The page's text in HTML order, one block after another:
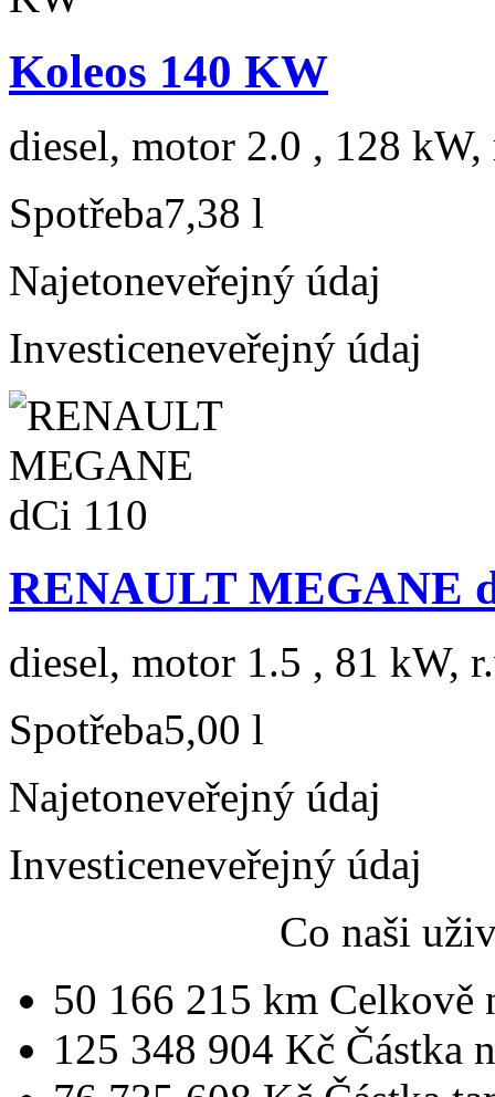
Koleos 140 KW
diesel, motor 2.0 , 128 kW,
Spotřeba7,38 l
Najetoneveřejný údaj
Investiceneveřejný údaj
RENAULT MEGANE
diesel, motor 1.5 , 81 kW,
Spotřeba5,00 l
Najetoneveřejný údaj
Investiceneveřejný údaj
Co naši
50 166 215 km Celkově
125 348 904 Kč Částka